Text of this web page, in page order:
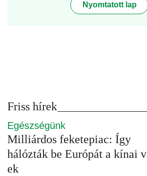
Nyomtatott lap
Friss hírek
Egészségünk
Milliárdos feketepiac: Így
hálózták be Európát a kínai
ek